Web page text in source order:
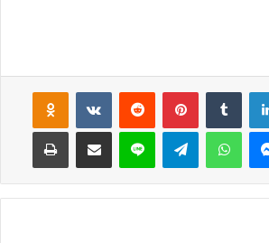
لينكدإن بينتيريست
واتساب لاين